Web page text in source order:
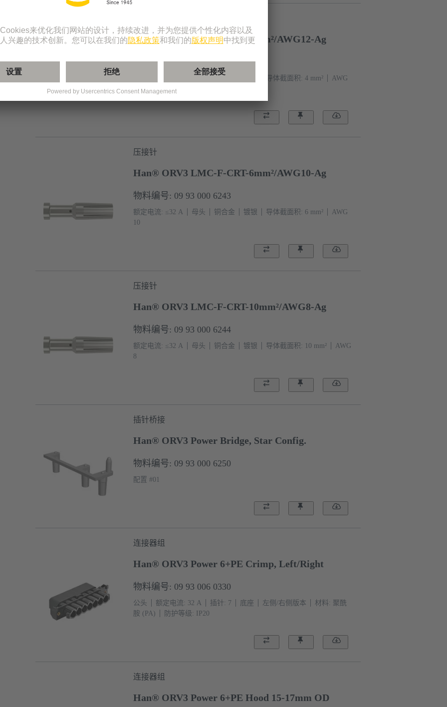
Han® ORV3 LMC-F-CRT-4mm²/AWG12-Ag
物料编号: 09 93 000 6242
导体截面积: 4 mm²
AWG
12
压接针
Han® ORV3 LMC-F-CRT-6mm²/AWG10-Ag
物料编号: 09 93 000 6243
额定电流: ≤32 A 母头 铜合金 镀银 导体截面积: 6 mm²
AWG
10
压接针
Han® ORV3 LMC-F-CRT-10mm²/AWG8-Ag
物料编号: 09 93 000 6244
额定电流: ≤32 A 母头 铜合金 镀银 导体截面积: 10 mm²
AWG
8
插针桥接
Han® ORV3 Power Bridge, Star Config.
物料编号: 09 93 000 6250
配置 #01
连接器组
Han® ORV3 Power 6+PE Crimp, Left/Right
物料编号: 09 93 006 0330
公头 额定电流: ‌32 A 插针: 7 底座 左侧/右侧版本
材料: 聚酰
胺 (PA)
防护等级: IP20
连接器组
Han® ORV3 Power 6+PE Hood 15-17mm OD